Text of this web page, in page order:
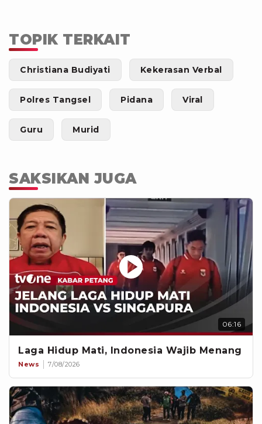
TOPIK TERKAIT
Christiana Budiyati Kekerasan Verbal
Polres Tangsel Pidana Viral
Guru Murid
SAKSIKAN JUGA
06:16
Laga Hidup Mati, Indonesia Wajib Menang
News 7/08/2026